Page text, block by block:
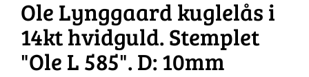
Ole Lynggaard kuglelås i
14kt hvidguld. Stemplet
"Ole L 585". D: 10mm